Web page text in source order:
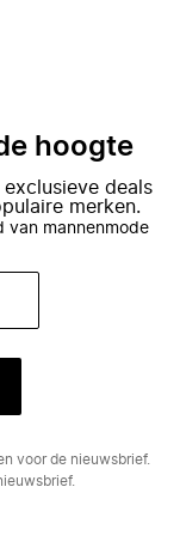
hoogte
deals
merken.
van mannenmode
voor de nieuwsbrief.